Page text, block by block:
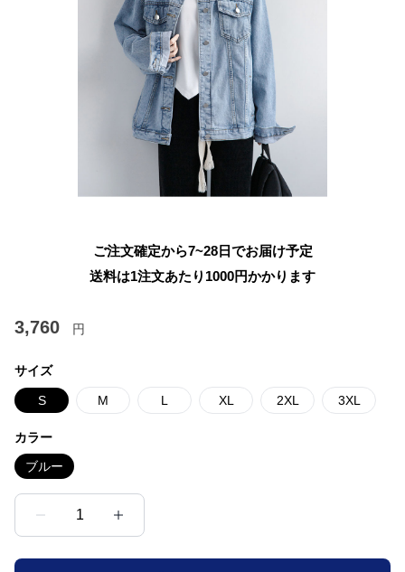
ご注文確定から7~28日でお届け予定
送料は1注文あたり 1000円かかります
3,760 円
サイズ
S M L XL 2XL 3XL
カラー
ブルー
1